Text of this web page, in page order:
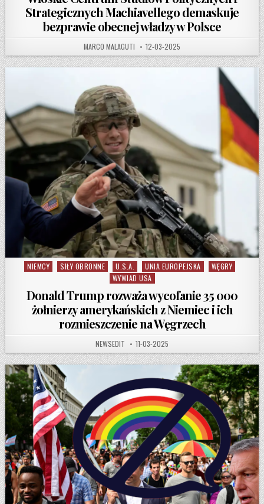
Strategicznych Machiavellego demaskuje
bezprawie obecnej władzy w Polsce
AUTHOR:
MARCO MALAGUTI PUBLISHED DATE:
12-03-2025
Posted in
NIEMCY SIŁY OBRONNE U.S.A. UNIA EUROPEJSKA
WĘGRY
WYWIAD USA
Donald Trump rozważa wycofanie 35 000
żołnierzy amerykańskich z Niemiec i ich
rozmieszczenie na Węgrzech
AUTHOR:
NEWSEDIT PUBLISHED DATE:
11-03-2025